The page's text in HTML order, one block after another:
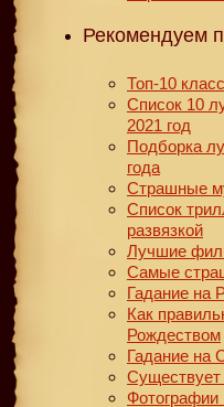
Рекомендуем
Топ-10
Список 10
2021 год
Подборка
года
Страшные
Список
развязкой
Лучшие
Самые
Гадание на
Как
Рождеством
Гадание на
Фотографии